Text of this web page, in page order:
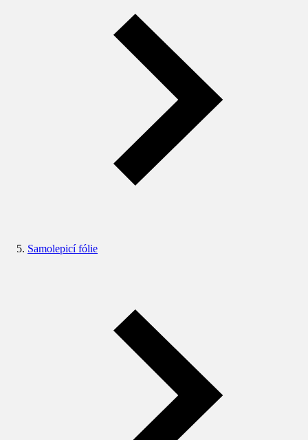
Samolepicí fólie